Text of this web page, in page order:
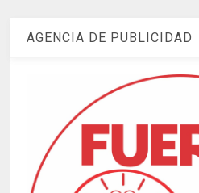
AGENCIA DE PUBLICIDAD